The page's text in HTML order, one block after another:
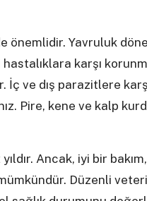
önemlidir. Yavruluk
karşı
İç ve dış parazitlere
Pire, kene ve kalp
Ancak, iyi bir
Düzenli